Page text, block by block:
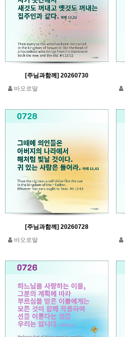
[주님과함께] 20260730
바오로딸
[주님과함께] 20260728
바오로딸